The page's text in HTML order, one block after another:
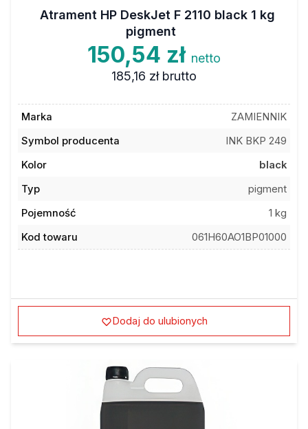
Atrament HP DeskJet F 2110 black 1 kg
pigment
150,54 zł netto
185,16 zł brutto
Marka
ZAMIENNIK
Symbol producenta
INK BKP 249
Kolor
black
Typ
pigment
Pojemność
1 kg
Kod towaru
061H60AO1BP01000
Dodaj do ulubionych